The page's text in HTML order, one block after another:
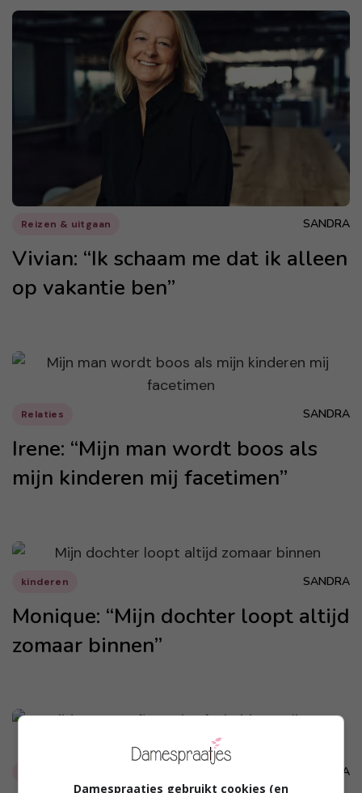
Reizen & uitgaan SANDRA
Vivian: “Ik schaam me dat ik alleen
op vakantie ben”
Relaties SANDRA
Irene: “Mijn man wordt boos als
mijn kinderen mij facetimen”
kinderen SANDRA
Monique: “Mijn dochter loopt altijd
zomaar binnen”
SANDRA
Damespraatjes gebruikt cookies (en